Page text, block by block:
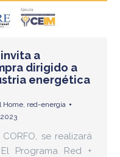
a
dirigido a
energética
Home, red-energia
se realizará
Programa Red +